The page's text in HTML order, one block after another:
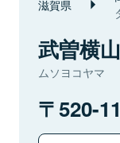
滋賀県
武曽横山
ムソヨコヤマ
520-